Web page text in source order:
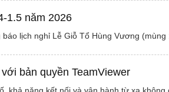
1.5 năm 2026
lịch nghỉ Lễ Giỗ Tổ Hùng Vương
bản quyền TeamViewer